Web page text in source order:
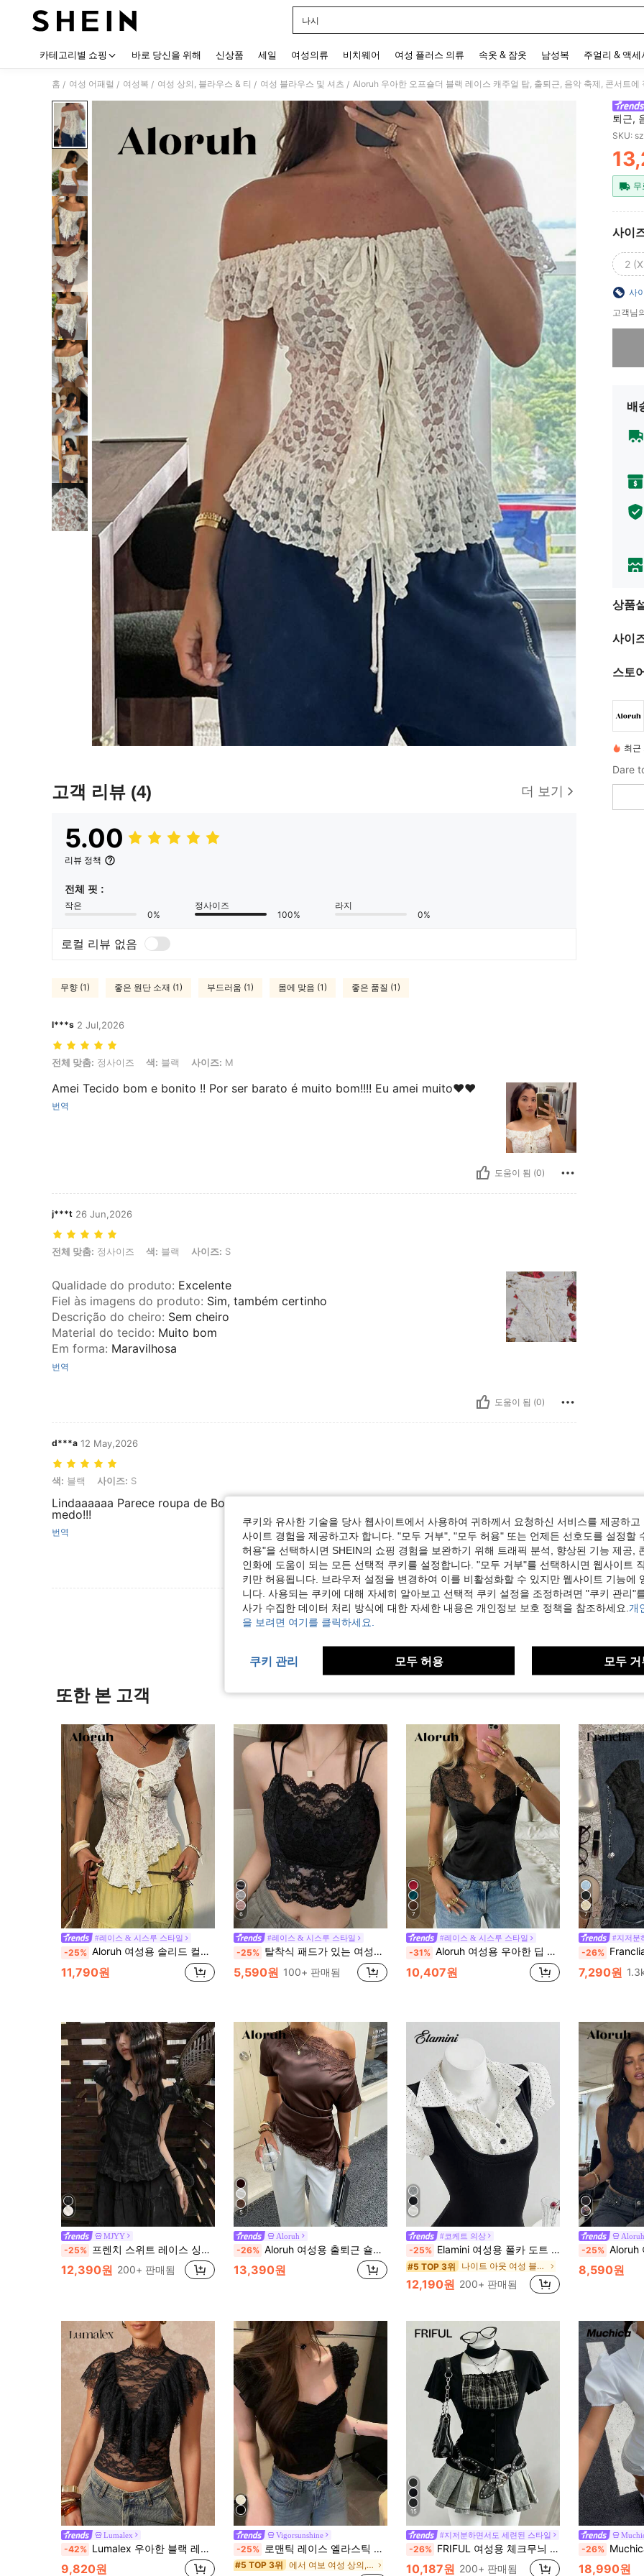
나시
카테고리별 쇼핑 바로 당신을 위해 신상품 세일 여성의류 비치웨어 여성 플러스 의류 속옷 & 잠옷 남성복 주얼리 & 액세
홈 / 여성 어패럴 / 여성복 / 여성 상의, 블라우스 & 티 / 여성 블라우스 및 셔츠 / Aloruh 우아한 오프숄더 블랙 레이스 캐주얼 탑, 출퇴근, 음악 축제, 콘서트에
고객 리뷰 (4) 더 보기
5.00
리뷰 정책
전체 핏 :
작은
0%
정사이즈
100%
라지
0%
로컬 리뷰 없음
무향 (1) 좋은 원단 소재 (1) 부드러움 (1) 몸에 맞음 (1) 좋은 품질 (1)
l***s 2 Jul,2026
전체 맞춤: 정사이즈, 색: 블랙, 사이즈: M
전체 맞춤: 정사이즈 색: 블랙 사이즈: M
Amei Tecido bom e bonito !! Por ser barato é muito bom!!!! Eu amei muito❤️❤️
번역
도움이 됨 (0)
j***t 26 Jun,2026
전체 맞춤: 정사이즈, 색: 블랙, 사이즈: S
전체 맞춤: 정사이즈 색: 블랙 사이즈: S
Qualidade do produto: Excelente
Fiel às imagens do produto: Sim, também certinho
Descrição do cheiro: Sem cheiro
Material do tecido: Muito bom
Em forma: Maravilhosa
번역
도움이 됨 (0)
d***a 12 May,2026
색: 블랙, 사이즈: S
색: 블랙 사이즈: S
Lindaaaaaa Parece roupa de Boutique Muito fofa Perfeita no corpo amei demais Comprem sem
medo!!!
번역
도움이 됨 (0)
리뷰 더 보기
퇴근,
SKU:
무
사이
2
사
고객님
배
상품
사이
스토
최근
Dare
또한 본 고객
#레이스 & 시스루 스타일
-25% Aloruh 여성용 솔리드 컬러 살구색 러플 칼라 비대칭 타이업 시어 레이스 탑, 봄/여름
11,790원
6
#레이스 & 시스루 스타일
-25% 탈착식 패드가 있는 여성용 레이스 캐미솔, 귀엽고 섹시한 솔리드 컬러 언더셔츠, 개학 시즌, 겨울, 크리스마스, 봄 축제 캐주얼 블랙 여름에 적합, 세련되고 우아함
5,590원 100+ 판매됨
7
#레이스 & 시스루 스타일
-31% Aloruh 여성용 우아한 딥 브이넥 레이스 패치워크 시스루 피티드 블라우스, 여름
10,407원
7
#지저분
-26% Franclia 여성
7,290원
MJYY
-25% 프렌치 스위트 레이스 싱글브레스트 페탈 슬리브 블라우스 탑, 여름 블랙
12,390원 200+ 판매됨
5
Aloruh
-26% Aloruh 여성용 출퇴근 숄더 러치드 레이스 패치워크 블라우스
13,390원
#코케트 의상
-25% Elamini 여성용 폴카 도트 패치워크 레이스 트림 대비 컬러 허리 반팔 탑 여름
#5 TOP 3위 나이트 아웃 여성 블라우스
12,190원 200+ 판매됨
Aloruh
-25% Aloruh 여성용 블랙 플로럴 레이스 컷아
8,590원
Lumalex
-42% Lumalex 우아한 블랙 레이스 캐주얼 러플 탑, 출퇴근, 음악 축제, 휴일 콘서트에 적합
9,820원
Vigorsunshine
-25% 로맨틱 레이스 엘라스틱 크롭탑, 캐주얼 다용도 디자인, 슬리밍 블랙 여름
#5 TOP 3위 에서 여보 여성 상의, 블라우스 & 티
15
#지저분하면서도 세련된 스타일
-26% FRIFUL 여성용 체크무늬 원단 스플라이싱 버블 반팔 핏 허리 버튼 장식 스위트 & 스파이시 스타일 티셔츠, 여름 귀여운 탑
10,187원 200+ 판매됨
-26% Muchica 여성용
18,990원
쿠키와 유사한 기술을 당사 웹사이트에서 사용하여 귀하께서 요청하신 서비스를 제공하
사이트 경험을 제공하고자 합니다. "모두 거부", "모두 허용" 또는 언제든 선호도를 설정할
허용"을 선택하시면 SHEIN의 쇼핑 경험을 보완하기 위해 트래픽 분석, 향상된 기능 제공,
인화에 도움이 되는 모든 선택적 쿠키를 설정합니다. "모두 거부"를 선택하시면 웹사이트
키만 허용됩니다. 브라우저 설정을 변경하여 이를 비활성화할 수 있지만 웹사이트 기능에
니다. 사용되는 쿠키에 대해 자세히 알아보고 선택적 쿠키 설정을 조정하려면 "쿠키 관리"
사가 수집한 데이터 처리 방식에 대한 자세한 내용은 개인정보 보호 정책을 참조하세요. 개
을 보려면 여기를 클릭하세요.
쿠키 관리 모두 허용 모두 거